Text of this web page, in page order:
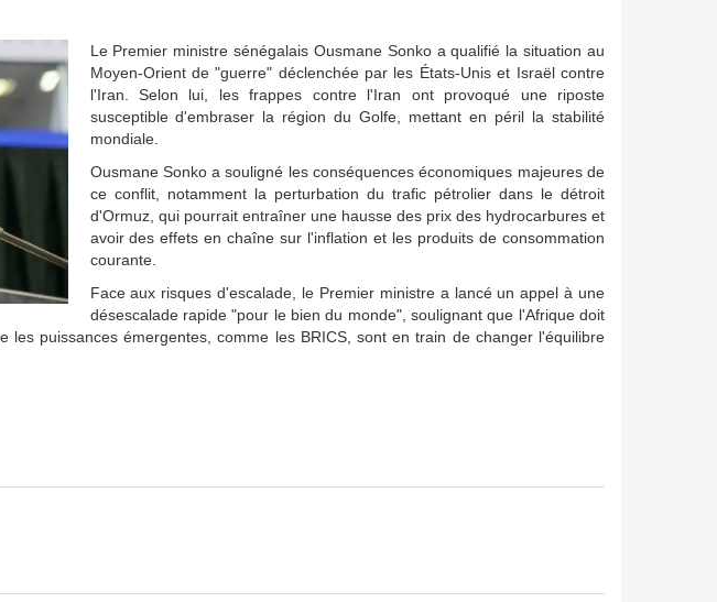
Le Premier ministre sénégalais Ousmane Sonko a qualifié la situation au
Moyen-Orient de "guerre" déclenchée par les États-Unis et Israël contre
l'Iran. Selon lui, les frappes contre l'Iran ont provoqué une riposte
susceptible d'embraser la région du Golfe, mettant en péril la stabilité
mondiale.
Ousmane Sonko a souligné les conséquences économiques majeures de
ce conflit, notamment la perturbation du trafic pétrolier dans le détroit
d'Ormuz, qui pourrait entraîner une hausse des prix des hydrocarbures et
avoir des effets en chaîne sur l'inflation et les produits de consommation
courante.
Face aux risques d'escalade, le Premier ministre a lancé un appel à une
désescalade rapide "pour le bien du monde", soulignant que l'Afrique doit
les puissances émergentes, comme les BRICS, sont en train de changer l'équilibre